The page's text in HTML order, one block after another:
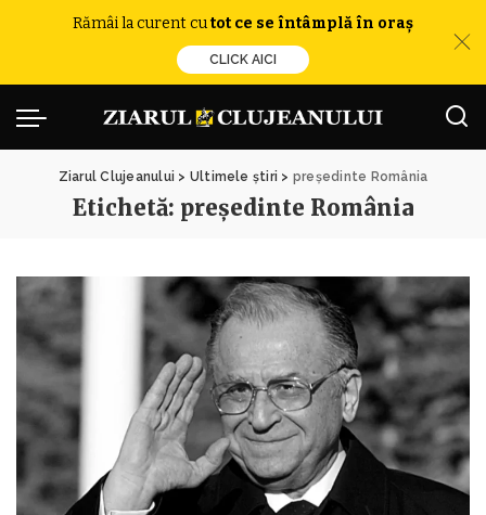
Rămâi la curent cutot ce se întâmplă în oraș
CLICK AICI
Ziarul Clujeanului > Ultimele știri > președinte România
Etichetă: președinte România